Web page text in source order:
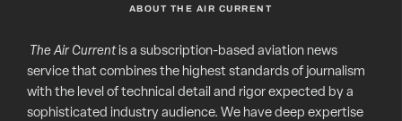
ABOUT THE AIR CURRENT
The Air Currentis a subscription-based aviation news
service that combines the highest standards of journalism
with the level of technical detail and rigor expected by a
sophisticated industry audience. We have deep expertise